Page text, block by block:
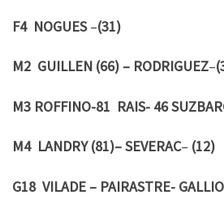
F4 NOGUES–(31)
M2 GUILLEN (66) – RODRIGUEZ–
M3 ROFFINO-81 RAIS- 46
M4 LANDRY (81)– SEVERAC– (12)
G18 VILADE – PAIRASTRE-